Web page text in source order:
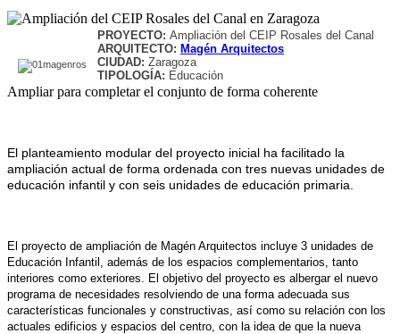
PROYECTO: Ampliación del CEIP Rosales del Canal
ARQUITECTO: Magén Arquitectos
CIUDAD: Zaragoza
TIPOLOGÍA: Educación
Ampliar para completar el conjunto de forma coherente
El planteamiento modular del proyecto inicial ha facilitado la
ampliación actual de forma ordenada con tres nuevas unidades de
educación infantil y con seis unidades de educación primaria.
El proyecto de ampliación de Magén Arquitectos incluye 3 unidades de
Educación Infantil, además de los espacios complementarios, tanto
interiores como exteriores. El objetivo del proyecto es albergar el nuevo
programa de necesidades resolviendo de una forma adecuada sus
características funcionales y constructivas, así como su relación con los
actuales edificios y espacios del centro, con la idea de que la nueva